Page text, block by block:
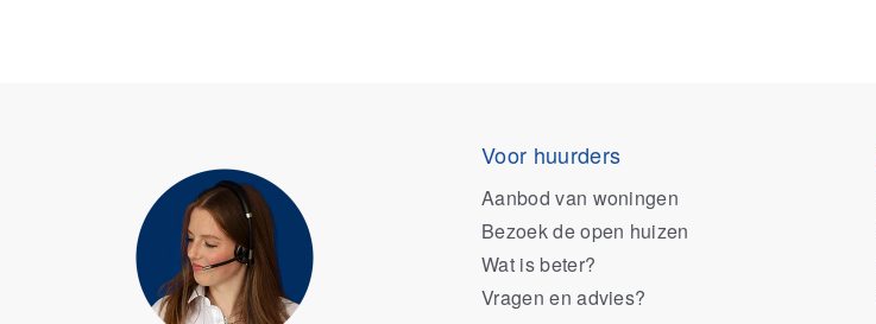
Voor huurders
Aanbod van woningen
Bezoek de open huizen
Wat is beter?
Vragen en advies?